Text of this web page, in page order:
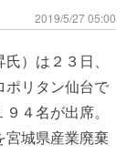
2019/5/27 05:00
）は２３日、
ポリタン仙台で
４名が出席。
宮城県産業廃棄